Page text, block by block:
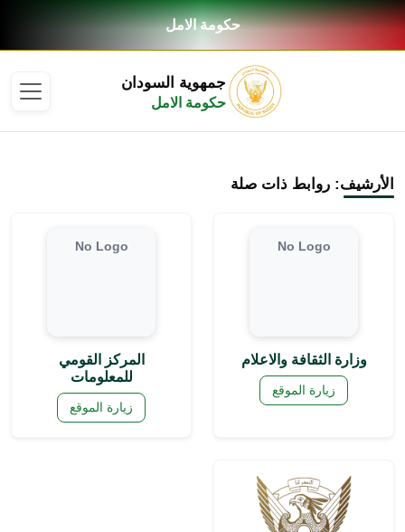
حكومة الامل
جمهوية السودان
حكومة الامل
الأرشيف: روابط ذات صلة
No Logo
وزارة الثقافة والاعلام
زيارة الموقع
No Logo
المركز القومي
للمعلومات
زيارة الموقع